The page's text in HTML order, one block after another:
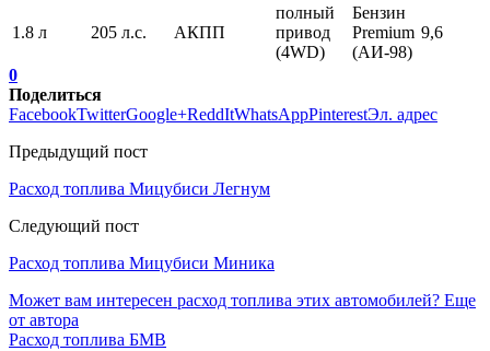
1.8 л 205 л.с. АКПП
полный
привод
(4WD)
Бензин
Premium
(АИ-98)
9,6
0
Поделиться
FacebookTwitterGoogle+ReddItWhatsAppPinterestЭл. адрес
Предыдущий пост
Расход топлива Мицубиси Легнум
Следующий пост
Расход топлива Мицубиси Миника
Может вам интересен расход топлива этих автомобилей? Еще
от автора
Расход топлива БМВ